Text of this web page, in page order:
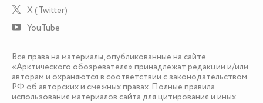
X (Twitter)
YouTube
Все права на материалы, опубликованные на сайте
«Арктического обозревателя» принадлежат редакции и/или
авторам и охраняются в соответствии с законодательством
РФ об авторских и смежных правах. Полные правила
использования материалов сайта для цитирования и иных